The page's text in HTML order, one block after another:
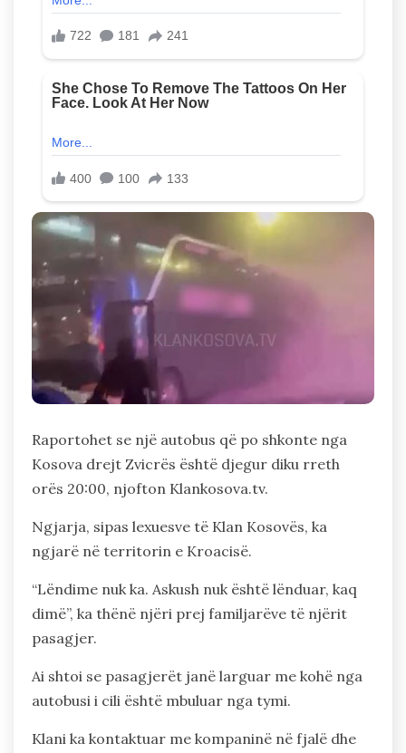
Raportohet se një autobus që po shkonte nga
Kosova drejt Zvicrës është djegur diku rreth
orës 20:00, njofton Klankosova.tv.
Ngjarja, sipas lexuesve të Klan Kosovës, ka
ngjarë në territorin e Kroacisë.
“Lëndime nuk ka. Askush nuk është lënduar, kaq
dimë”, ka thënë njëri prej familjarëve të njërit
pasagjer.
Ai shtoi se pasagjerët janë larguar me kohë nga
autobusi i cili është mbuluar nga tymi.
Klani ka kontaktuar me kompaninë në fjalë dhe